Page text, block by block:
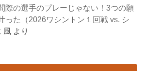
際の選手のプレーじゃない！3つの願
った（2026ワシントン１回戦 vs. シ
風 より